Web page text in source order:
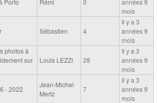
Porto Rémi 0
années 9
mois
Sébastien 4
Il y a 3
années 9
mois
photos à
sur
Louis LEZZI 28
Il y a 3
années 9
mois
- 2022
Jean-Michel
Mertz
7
Il y a 3
années 9
mois